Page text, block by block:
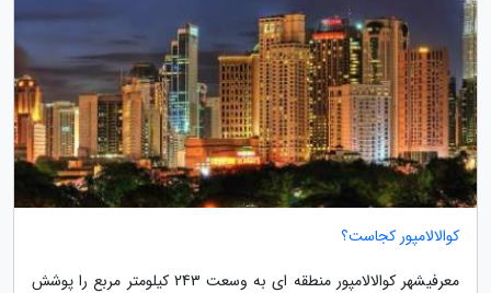
کوالالامپور کجاست؟
معرفیشهر کوالالامپور منطقه ای به وسعت 243 کیلومتر مربع را پوشش